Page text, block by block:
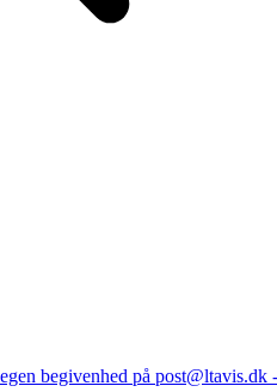
begivenhed på